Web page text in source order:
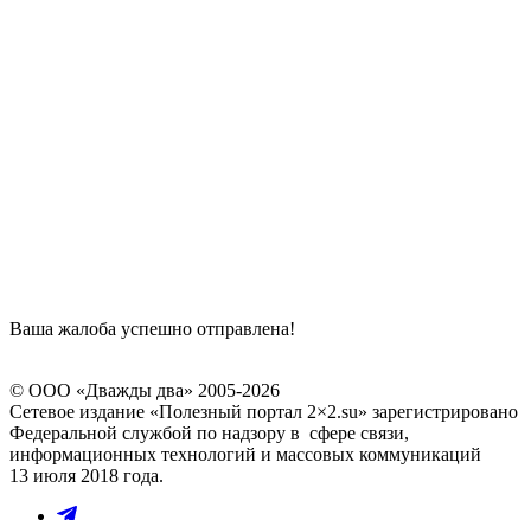
Ваша жалоба успешно отправлена!
© ООО «Дважды два» 2005-2026
Сетевое издание «Полезный портал 2×2.su» зарегистрировано
Федеральной службой по надзору в сфере связи,
информационных технологий и массовых коммуникаций
13 июля 2018 года.